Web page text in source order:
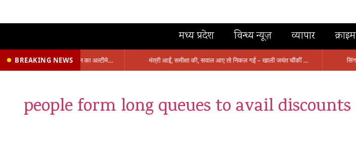
मध्य प्रदेश विन्ध्य न्यूज़ व्यापार क्राइम
BREAKING NEWS प्रभारी मंत्री के निशाने पर नगर निगम,अफसरों को 10 दिन का अल्टीमेटम,नहीं होगी कार्रवाई, महापौर-आयुक्त के बीच सौहार्दहीनता पर मंत्री ने उठाए सवाल मंत्री आईं, समीक्षा की, सवाल आए तो निकल गईं – खाली जयंत चौंकीं पर नहीं दिया जवाब
people form long queues to avail discounts